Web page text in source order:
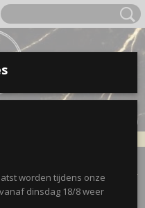
(0)
worden tijdens onze
dinsdag 18/8 weer